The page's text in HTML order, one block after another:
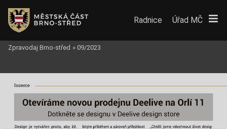
Inzerce
Radnice Úřad MČ
Zpravodaj Brno-střed » 09/2023